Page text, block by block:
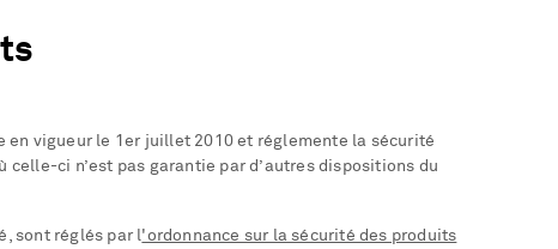
en vigueur le 1er juillet 2010 et réglemente la sécurité
ci n’est pas garantie par d’autres dispositions du
sont réglés par l'ordonnance sur la sécurité des produits